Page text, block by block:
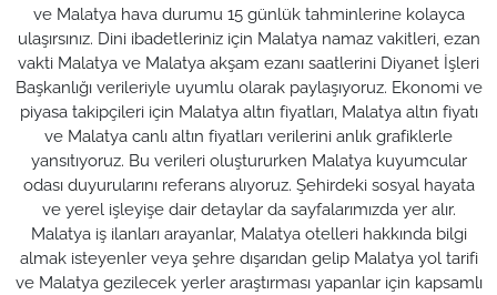
ve Malatya hava durumu 15 günlük tahminlerine kolayca
ulaşırsınız. Dini ibadetleriniz için Malatya namaz vakitleri, ezan
vakti Malatya ve Malatya akşam ezanı saatlerini Diyanet İşleri
Başkanlığı verileriyle uyumlu olarak paylaşıyoruz. Ekonomi ve
piyasa takipçileri için Malatya altın fiyatları, Malatya altın fiyatı
ve Malatya canlı altın fiyatları verilerini anlık grafiklerle
yansıtıyoruz. Bu verileri oluştururken Malatya kuyumcular
odası duyurularını referans alıyoruz. Şehirdeki sosyal hayata
ve yerel işleyişe dair detaylar da sayfalarımızda yer alır.
Malatya iş ilanları arayanlar, Malatya otelleri hakkında bilgi
almak isteyenler veya şehre dışarıdan gelip Malatya yol tarifi
ve Malatya gezilecek yerler araştırması yapanlar için kapsamlı